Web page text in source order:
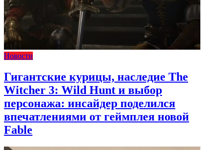
Новости
Гигантские курицы, наследие The
Witcher 3: Wild Hunt и выбор
персонажа: инсайдер поделился
впечатлениями от геймплея новой
Fable